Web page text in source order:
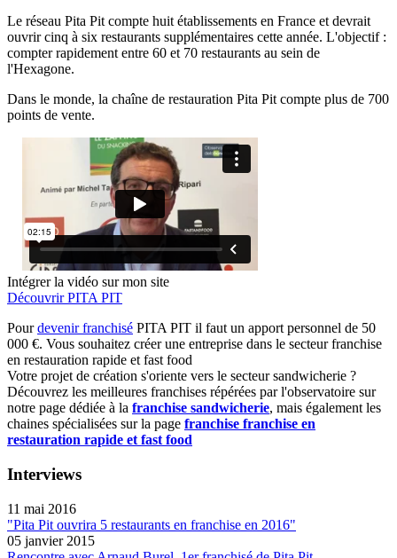
Le réseau Pita Pit compte huit établissements en France et devrait
ouvrir cinq à six restaurants supplémentaires cette année. L'objectif :
compter rapidement entre 60 et 70 restaurants au sein de
l'Hexagone.
Dans le monde, la chaîne de restauration Pita Pit compte plus de 700
points de vente.
Intégrer la vidéo sur mon site
Découvrir PITA PIT
Pourdevenir franchisé PITA PIT il faut un apport personnel de 50
000 €. Vous souhaitez créer une entreprise dans le secteur franchise
en restauration rapide et fast food
Votre projet de création s'oriente vers le secteur sandwicherie ?
Découvrez les meilleures franchises répérées par l'observatoire sur
notre page dédiée à la franchise sandwicherie, mais également les
chaines spécialisées sur la page franchise franchise en
restauration rapide et fast food
Interviews
11 mai 2016
"Pita Pit ouvrira 5 restaurants en franchise en 2016"
05 janvier 2015